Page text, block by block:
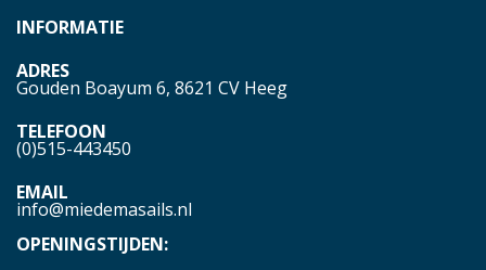
INFORMATIE
ADRES
Gouden Boayum 6, 8621 CV Heeg
TELEFOON
(0)515-443450
EMAIL
info@miedemasails.nl
OPENINGSTIJDEN: